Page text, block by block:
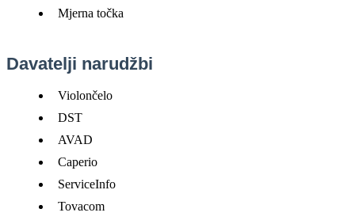
Mjerna točka
Davatelji narudžbi
Violončelo
DST
AVAD
Caperio
ServiceInfo
Tovacom